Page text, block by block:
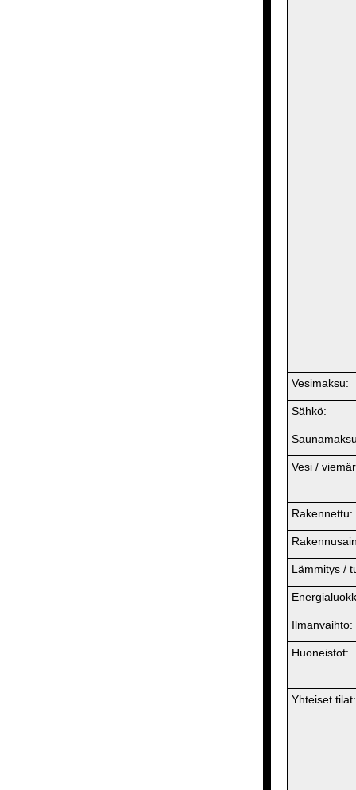
Vesimaksu:
Sähkö:
Vesi /
Rakennettu:
Lämmitys /
Ilmanvaihto:
Huoneistot:
Yhteiset tilat: